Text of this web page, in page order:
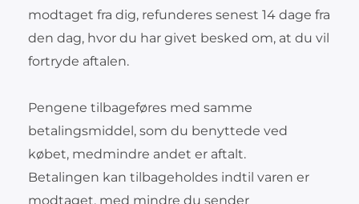
modtaget fra dig, refunderes senest 14 dage fra
den dag, hvor du har givet besked om, at du vil
fortryde aftalen.
Pengene tilbageføres med samme
betalingsmiddel, som du benyttede ved
købet, medmindre andet er aftalt.
Betalingen kan tilbageholdes indtil varen er
modtaget, med mindre du sender